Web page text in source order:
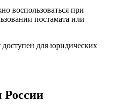
воспользоваться при
постамата или
для юридических
России